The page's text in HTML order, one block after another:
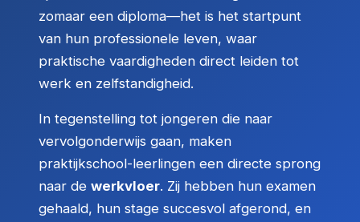
zomaar een diploma—het is het startpunt
van hun professionele leven, waar
praktische vaardigheden direct leiden tot
werk en zelfstandigheid.
In tegenstelling tot jongeren die naar
vervolgonderwijs gaan, maken
praktijkschool-leerlingen een directe sprong
naar de werkvloer. Zij hebben hun examen
gehaald, hun stage succesvol afgerond, en